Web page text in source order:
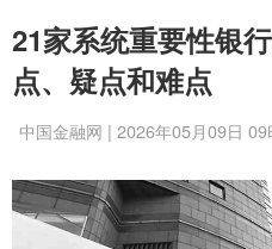
21家系统重要性银
点、疑点和难点
中国金融网 | 2026年05月09日 09